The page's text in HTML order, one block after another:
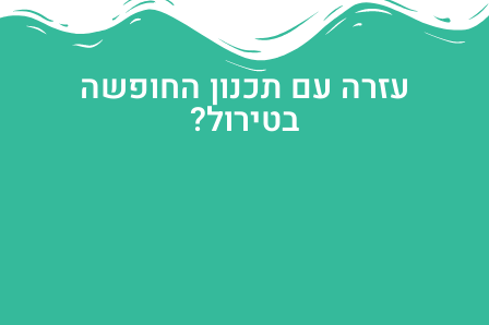
עזרה עם תכנון החופשה
בטירול?